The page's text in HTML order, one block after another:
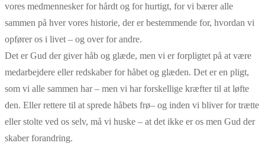
vores medmennesker for hårdt og for hurtigt, for vi bærer alle
sammen på hver vores historie, der er bestemmende for, hvordan vi
opfører os i livet – og over for andre.
Det er Gud der giver håb og glæde, men vi er forpligtet på at være
medarbejdere eller redskaber for håbet og glæden. Det er en pligt,
som vi alle sammen har – men vi har forskellige kræfter til at løfte
den. Eller rettere til at sprede håbets frø– og inden vi bliver for trætte
eller stolte ved os selv, må vi huske – at det ikke er os men Gud der
skaber forandring.